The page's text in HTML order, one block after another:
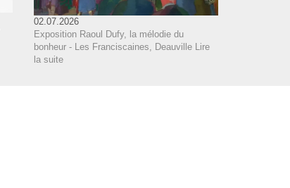
02.07.2026
Exposition Raoul Dufy, la mélodie du
bonheur - Les Franciscaines, Deauville Lire
la suite